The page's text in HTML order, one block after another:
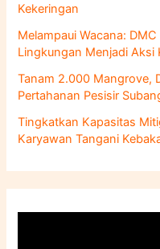
Kekeringan
Melampaui Wacana:
Lingkungan Menjadi Aksi
Tanam 2.000 Mangrove,
Pertahanan Pesisir
Tingkatkan Kapasitas
Karyawan Tangani